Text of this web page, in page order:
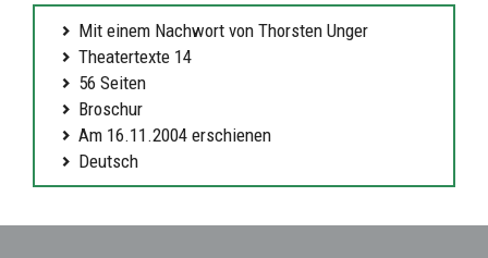
Mit einem Nachwort von Thorsten Unger
Theatertexte 14
56 Seiten
Broschur
Am 16.11.2004 erschienen
Deutsch